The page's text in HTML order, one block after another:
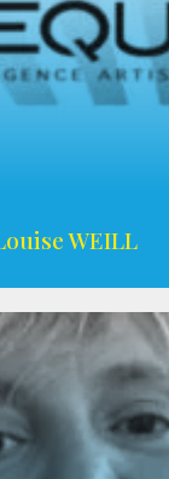
WEILL